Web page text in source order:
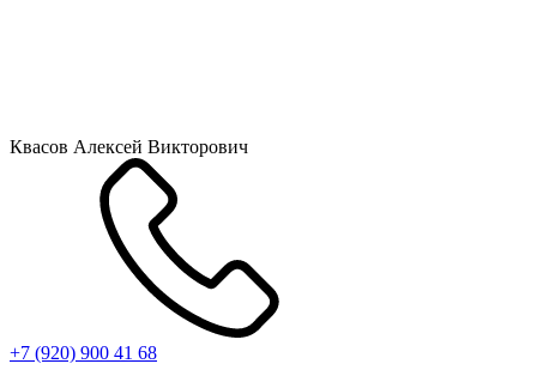
Квасов Алексей Викторович
+7 (920) 900 41 68